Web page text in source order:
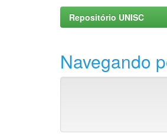
Repositório UNISC
Navegando